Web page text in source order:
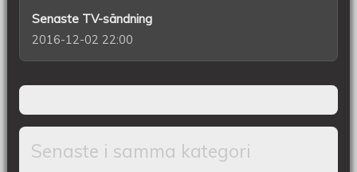
Senaste TV-sändning
2016-12-02 22:00
Senaste i samma kategori